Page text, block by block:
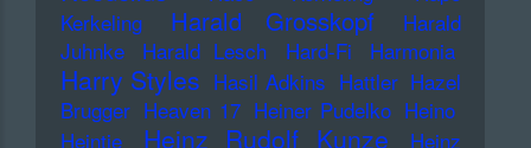
Kerkeling
Harald Grosskopf
Harald
Juhnke
Harald Lesch Hard-Fi Harmonia
Harry Styles Hasil Adkins Hattler Hazel
Brugger Heaven 17 Heiner Pudelko Heino
Heintje
Heinz Rudolf Kunze
Heinz